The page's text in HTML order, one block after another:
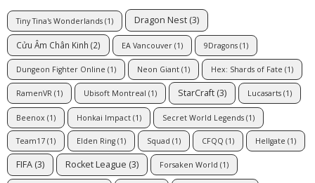
Tiny Tina's Wonderlands (1) Dragon Nest (3)
Cửu Âm Chân Kinh (2) EA Vancouver (1) 9Dragons (1)
Dungeon Fighter Online (1) Neon Giant (1) Hex: Shards of Fate (1)
RamenVR (1) Ubisoft Montreal (1) StarCraft (3) Lucasarts (1)
Beenox (1) Honkai Impact (1) Secret World Legends (1)
Team17 (1) Elden Ring (1) Squad (1) CFQQ (1) Hellgate (1)
FIFA (3) Rocket League (3) Forsaken World (1)